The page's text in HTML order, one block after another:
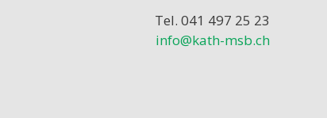
Tel. 041 497 25 23
info@kath-msb.ch